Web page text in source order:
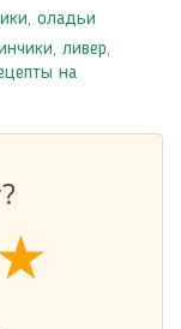
оладьи
, ливер,
на